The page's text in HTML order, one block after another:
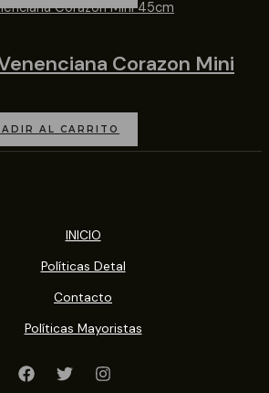
Corazon Mini
AL CARRITO
INICIO
Políticas Detal
Contacto
Políticas Mayoristas